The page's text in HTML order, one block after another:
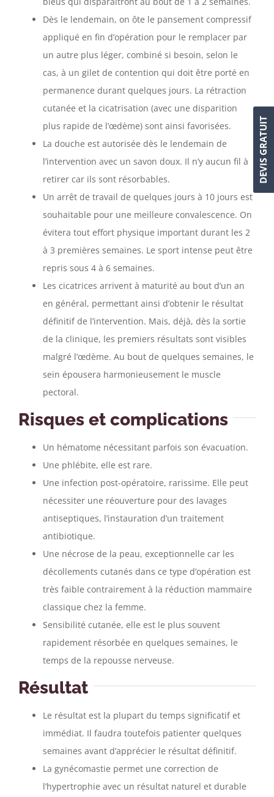
Dès le lendemain, on ôte le pansement compressif
appliqué en fin d’opération pour le remplacer par
un autre plus léger, combiné si besoin, selon le
cas, à un gilet de contention qui doit être porté en
permanence durant quelques jours. La rétraction
cutanée et la cicatrisation (avec une disparition
plus rapide de l’œdème) sont ainsi favorisées.
La douche est autorisée dès le lendemain de
l’intervention avec un savon doux. Il n’y aucun fil à
retirer car ils sont résorbables.
Un arrêt de travail de quelques jours à 10 jours est
souhaitable pour une meilleure convalescence. On
évitera tout effort physique important durant les 2
à 3 premières semaines. Le sport intense peut être
repris sous 4 à 6 semaines.
Les cicatrices arrivent à maturité au bout d’un an
en général, permettant ainsi d’obtenir le résultat
définitif de l’intervention. Mais, déjà, dès la sortie
de la clinique, les premiers résultats sont visibles
malgré l’œdème. Au bout de quelques semaines, le
sein épousera harmonieusement le muscle
pectoral.
Risques et complications
Un hématome nécessitant parfois son évacuation.
Une phlébite, elle est rare.
Une infection post-opératoire, rarissime. Elle peut
nécessiter une réouverture pour des lavages
antiseptiques, l’instauration d’un traitement
antibiotique.
Une nécrose de la peau, exceptionnelle car les
décollements cutanés dans ce type d’opération est
très faible contrairement à la réduction mammaire
classique chez la femme.
Sensibilité cutanée, elle est le plus souvent
rapidement résorbée en quelques semaines, le
temps de la repousse nerveuse.
Résultat
Le résultat est la plupart du temps significatif et
immédiat. Il faudra toutefois patienter quelques
semaines avant d’apprécier le résultat définitif.
La gynécomastie permet une correction de
l’hypertrophie avec un résultat naturel et durable
DEVIS GRATUIT